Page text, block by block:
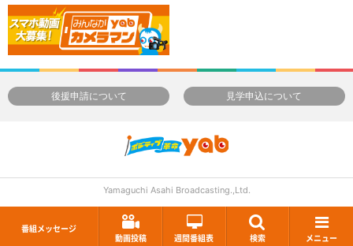
番組メッセージ
動画投稿
週間番組表 検索 メニュー
後援申請について 見学申込について
Yamaguchi Asahi Broadcasting.,Ltd.